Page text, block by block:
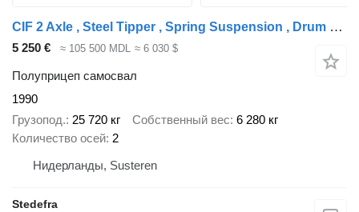
CIF 2 Axle , Steel Tipper , Spring Suspension , Drum Brakes
5 250 € ≈ 105 500 MDL ≈ 6 030 $
Полуприцеп самосвал
1990
Грузопод. 25 720 кг Собственный вес 6 280 кг
Количество осей 2
Нидерланды, Susteren
Stedefra